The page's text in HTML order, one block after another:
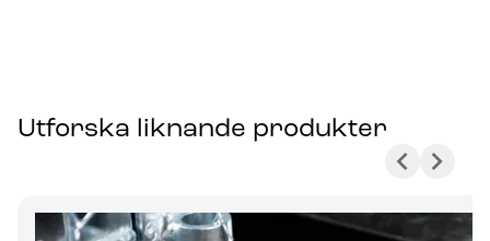
Utforska liknande produkter